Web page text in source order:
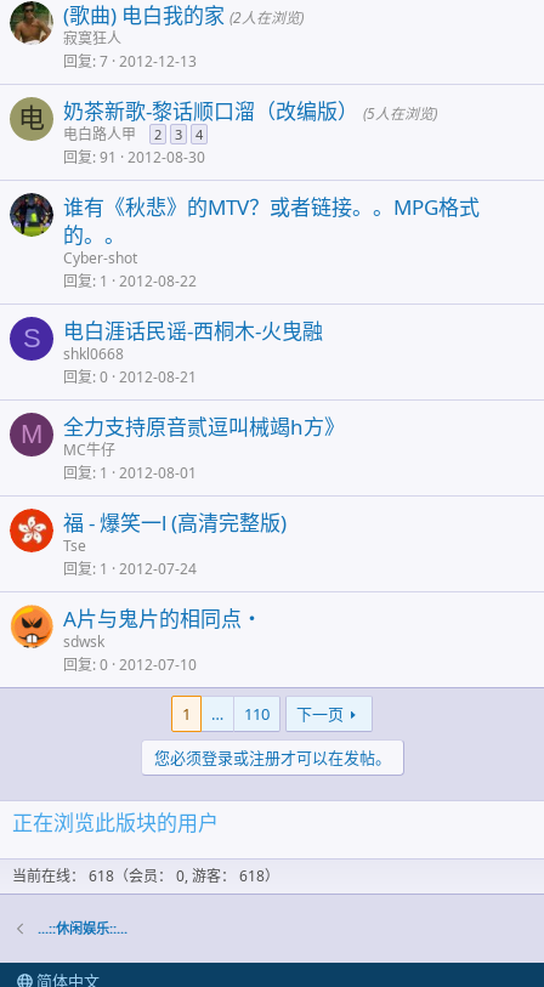
(歌曲) 电白我的家 (2人在浏览)
寂寞狂人
回复 7 2012-12-13
电 奶茶新歌-黎话顺口溜（改编版） (5人在浏览)
电白路人甲 2 3 4
回复 91 2012-08-30
谁有《秋悲》的MTV？或者链接。。MPG格式
的。。
Cyber-shot
回复 1 2012-08-22
S 电白涯话民谣-西桐木-火曳融
shkl0668
回复 0 2012-08-21
M 全力支持原音贰逗叫械竭h方》
MC牛仔
回复 1 2012-08-01
福 - 爆笑一l (高清完整版)
Tse
回复 1 2012-07-24
A片与鬼片的相同点・
sdwsk
回复 0 2012-07-10
1 … 110
下一页
您必须登录或注册才可以在发帖。
正在浏览此版块的用户
当前在线： 618（会员： 0, 游客： 618）
...::休闲娱乐::...
简体中文